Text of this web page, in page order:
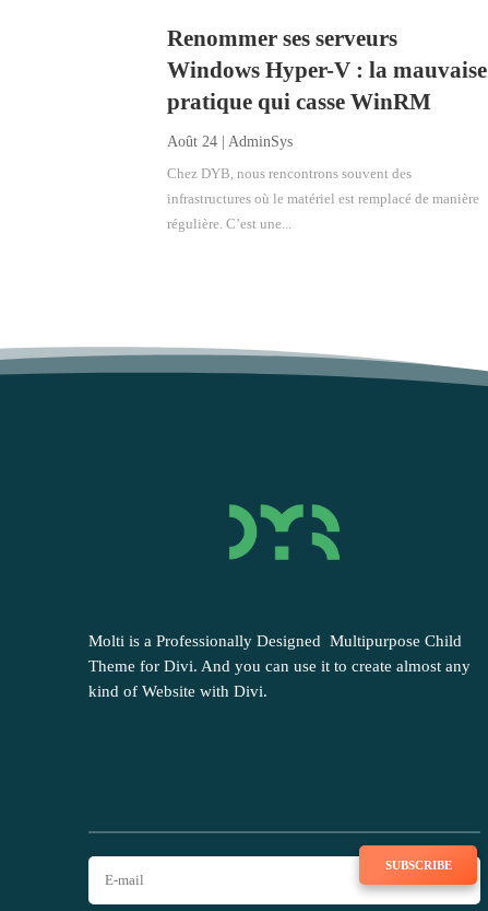
Renommer ses serveurs
Windows Hyper-V : la mauvaise
pratique qui casse WinRM
Août 24 |AdminSys
Chez DYB, nous rencontrons souvent des
infrastructures où le matériel est remplacé de manière
régulière. C’est une...
Molti is a Professionally Designed Multipurpose Child
Theme for Divi. And you can use it to create almost any
kind of Website with Divi.
SUBSCRIBE TO NEWSLETTER SUBSCRIBE